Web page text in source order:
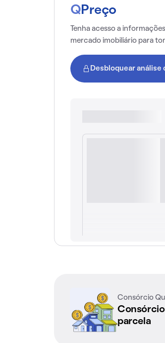
Q Preço
Tenha acesso a
mercado imobiliário para
Desbloquear análise
Consórcio
parcela